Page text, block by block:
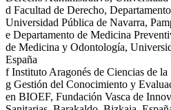
d Facultad de Derecho,
Universidad Pública de Navarra,
e Departamento de Medicina
de Medicina y Odontología,
España
fInstituto Aragonés de Ciencias de la
g Gestión del Conocimiento y
en BIOEF, Fundación Vasca de